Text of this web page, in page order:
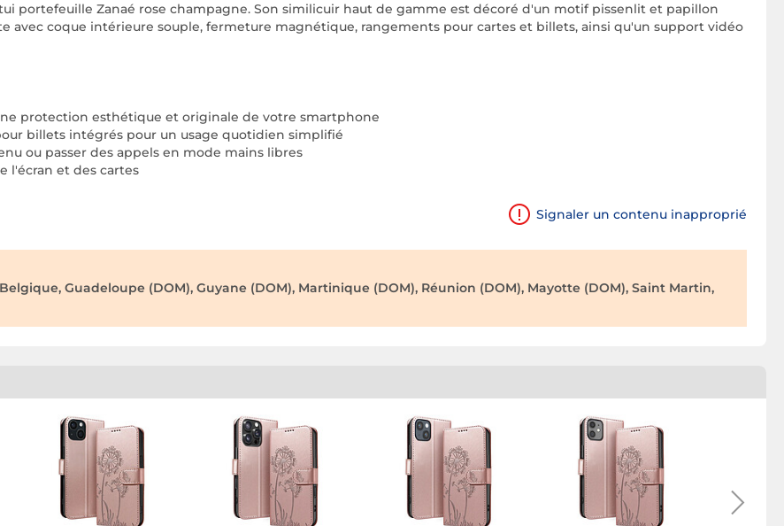
portefeuille Zanaé rose champagne. Son similicuir haut de gamme est décoré d'un motif pissenlit et papillon
avec coque intérieure souple, fermeture magnétique, rangements pour cartes et billets, ainsi qu'un support vidéo
protection esthétique et originale de votre smartphone
billets intégrés pour un usage quotidien simplifié
ou passer des appels en mode mains libres
l'écran et des cartes
Signaler un contenu inapproprié
Guadeloupe (DOM), Guyane (DOM), Martinique (DOM), Réunion (DOM), Mayotte (DOM), Saint Martin,